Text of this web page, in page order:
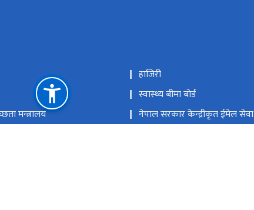
हाजिरी
स्वास्थ्य बीमा बाेर्ड
मन्त्रालय
नेपाल सरकार केन्द्रीकृत ईमेल सेवा